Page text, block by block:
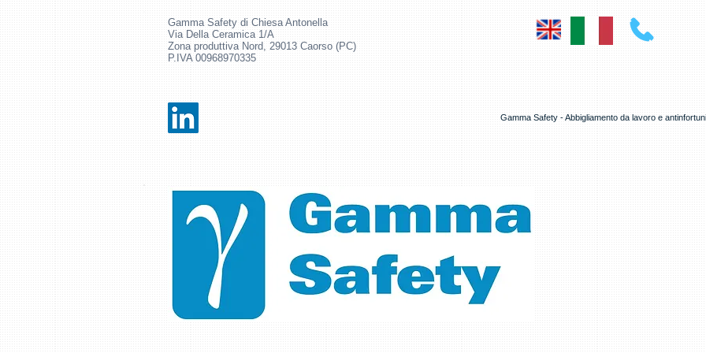
Gamma Safety di Chiesa Antonella
Via Della Ceramica 1/A
Zona produttiva Nord, 29013 Caorso (PC)
P.IVA 00968970335
Gamma Safety - Abbigliamento da lavoro e